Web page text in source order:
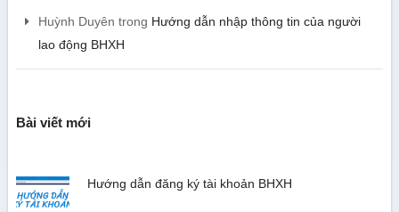
Huỳnh Duyên trong Hướng dẫn nhập thông tin của người
lao động BHXH
Bài viết mới
Hướng dẫn đăng ký tài khoản BHXH